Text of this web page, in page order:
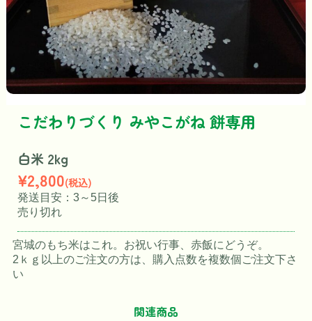
こだわりづくり みやこがね 餅専用
白米 2kg
¥2,800(税込)
発送目安：3～5日後
売り切れ
宮城のもち米はこれ。お祝い行事、赤飯にどうぞ。
2ｋｇ以上のご注文の方は、購入点数を複数個ご注文下さ
い
関連商品